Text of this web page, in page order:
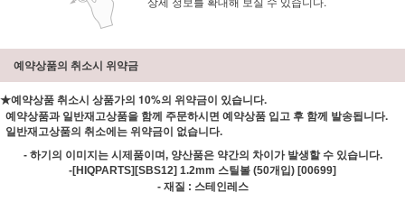
예약상품의 취소시 위약금
★예약상품 취소시 상품가의 10%의 위약금이 있습니다.
예약상품과 일반재고상품을 함께 주문하시면 예약상품 입고 후 함께 발송됩니다.
일반재고상품의 취소에는 위약금이 없습니다.
- 하기의 이미지는 시제품이며, 양산품은 약간의 차이가 발생할 수 있습니다.
-[HIQPARTS][SBS12] 1.2mm 스틸볼 (50개입) [00699]
- 재질 : 스테인레스